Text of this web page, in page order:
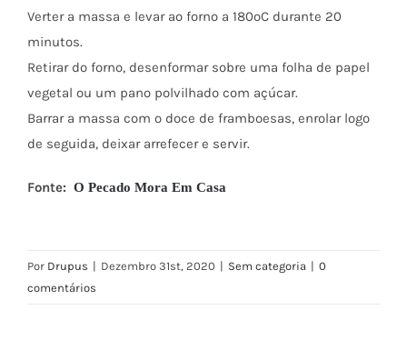
Verter a massa e levar ao forno a 180ºC durante 20
minutos.
Retirar do forno, desenformar sobre uma folha de papel
vegetal ou um pano polvilhado com açúcar.
Barrar a massa com o doce de framboesas, enrolar logo
de seguida, deixar arrefecer e servir.
Fonte: O Pecado Mora Em Casa
Por Drupus | Dezembro 31st, 2020 | Sem categoria | 0
comentários